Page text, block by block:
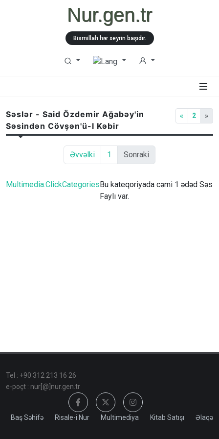
Nur.gen.tr
Bismillah hər xeyrin başıdır.
Səslər - Said Özdemir Ağabəy'in
Səsindən Cövşən'ü-l Kəbir
« 2 »
Əvvəlki 1 Sonraki
Multimedia.ClickCategoriesBu kateqoriyada cəmi 1 ədəd Səs
Faylı var.
Tel : +90 312 213 16 26
e-poçt : nur[@]nur.gen.tr
Baş Səhifə Risale-i Nur Multimediya Kitab Satışı Əlaqə